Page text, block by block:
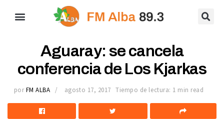
Aguaray: se cancela
conferencia de Los Kjarkas
por FM ALBA agosto 17, 2017 Tiempo de lectura: 1 min read